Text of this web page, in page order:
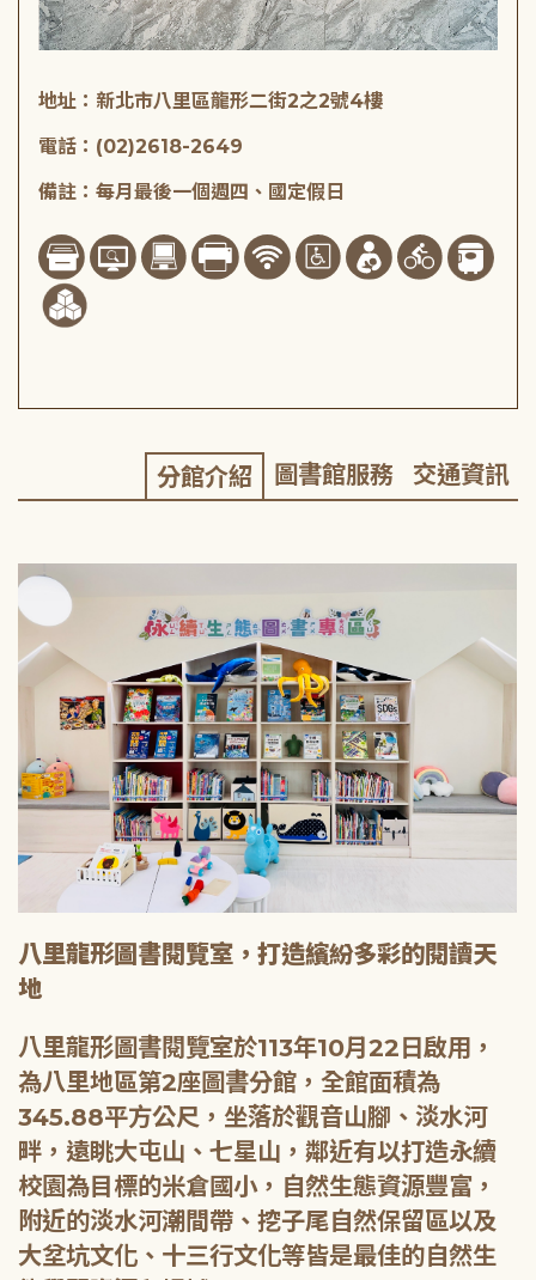
地址：新北市八里區龍形二街2之2號4樓
電話：(02)2618-2649
備註：每月最後一個週四、國定假日
分館介紹 圖書館服務 交通資訊
八里龍形圖書閱覽室，打造繽紛多彩的閱讀天
地
八里龍形圖書閱覽室於113年10月22日啟用，
為八里地區第2座圖書分館，全館面積為
345.88平方公尺，坐落於觀音山腳、淡水河
畔，遠眺大屯山、七星山，鄰近有以打造永續
校園為目標的米倉國小，自然生態資源豐富，
附近的淡水河潮間帶、挖子尾自然保留區以及
大坌坑文化、十三行文化等皆是最佳的自然生